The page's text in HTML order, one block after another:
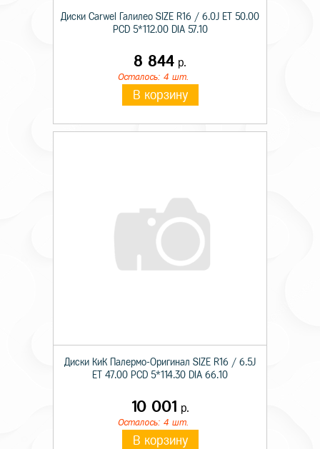
Диски Carwel Галилео SIZE R16 / 6.0J ET 50.00
PCD 5*112.00 DIA 57.10
8 844 р.
Осталось: 4 шт.
В корзину
Диски КиК Палермо-Оригинал SIZE R16 / 6.5J
ET 47.00 PCD 5*114.30 DIA 66.10
10 001 р.
Осталось: 4 шт.
В корзину